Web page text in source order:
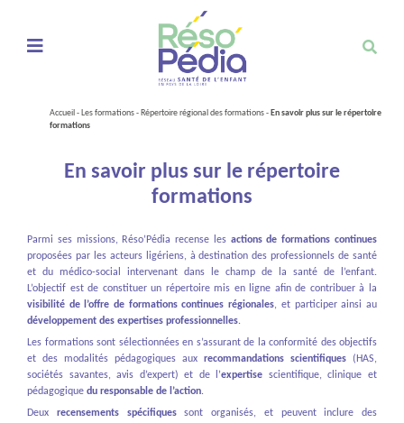
Ouvrir le menu de navigation mobile
Accueil - Les formations - Répertoire régional des formations - En savoir plus sur le répertoire
formations
En savoir plus sur le répertoire
formations
Parmi ses missions, Réso’Pédia recense les actions de formations continues
proposées par les acteurs ligériens, à destination des professionnels de santé
et du médico-social intervenant dans le champ de la santé de l’enfant.
L’objectif est de constituer un répertoire mis en ligne afin de contribuer à la
visibilité de l’offre de formations continues régionales, et participer ainsi au
développement des expertises professionnelles.
Les formations sont sélectionnées en s’assurant de la conformité des objectifs
et des modalités pédagogiques aux recommandations scientifiques (HAS,
sociétés savantes, avis d’expert) et de l’expertise scientifique, clinique et
pédagogique du responsable de l’action.
Deux recensements spécifiquessont organisés, et peuvent inclure des